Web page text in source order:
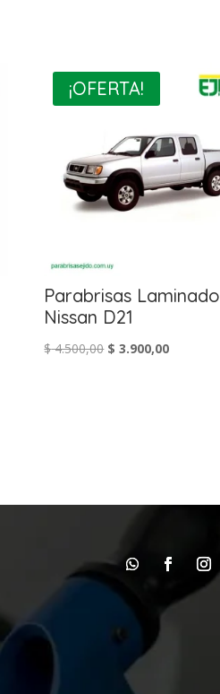
¡OFERTA!
Parabrisas Laminado
Nissan D21
$4.500,00 El
$ 3.900,00El